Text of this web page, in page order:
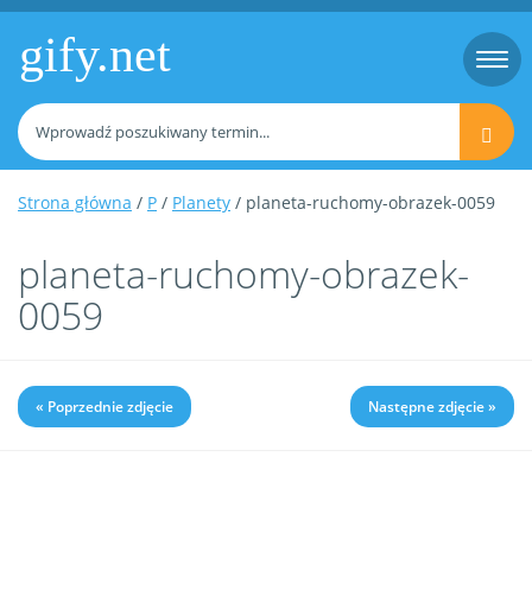
gify.net
Strona główna / P / Planety / planeta-ruchomy-obrazek-0059
planeta-ruchomy-obrazek-
0059
« Poprzednie zdjęcie Następne zdjęcie »